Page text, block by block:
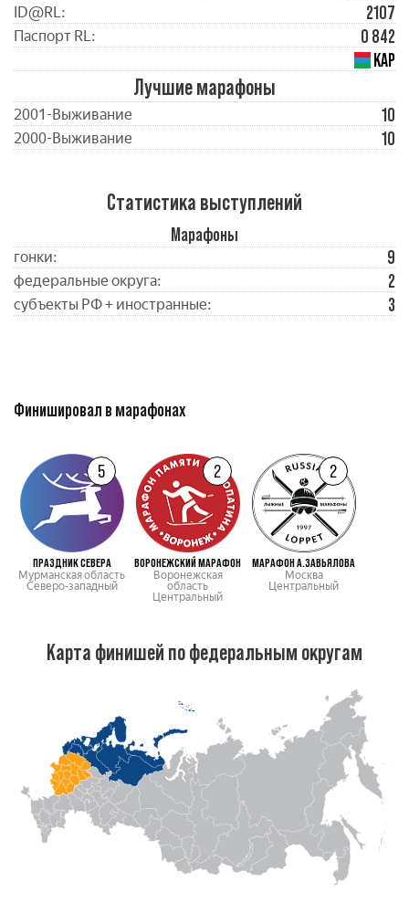
ID@RL: 2107
Паспорт RL:
0 842
КАР
Лучшие марафоны
2001-Выживание 10
2000-Выживание 10
Статистика выступлений
Марафоны
гонки: 9
федеральные округа: 2
субъекты РФ + иностранные: 3
Финишировал в марафонах
5
ПРАЗДНИК СЕВЕРА
Мурманская область
Северо-западный
2
ВОРОНЕЖСКИЙ МАРАФОН
Воронежская
область
Центральный
2
МАРАФОН А.ЗАВЬЯЛОВА
Москва
Центральный
Карта финишей по федеральным округам